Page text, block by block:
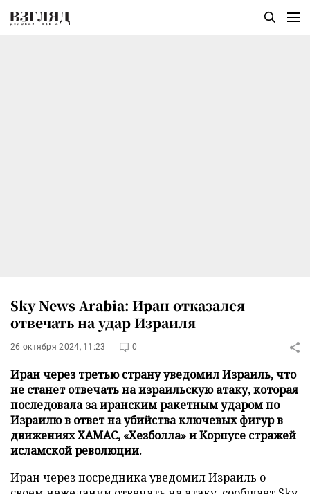
Sky News Arabia: Иран отказался
отвечать на удар Израиля
26 октября 2024, 11:23 0
Иран через третью страну уведомил Израиль, что
не станет отвечать на израильскую атаку, которая
последовала за иранским ракетным ударом по
Израилю в ответ на убийства ключевых фигур в
движениях ХАМАС, «Хезболла» и Корпусе стражей
исламской революции.
Иран через посредника уведомил Израиль о